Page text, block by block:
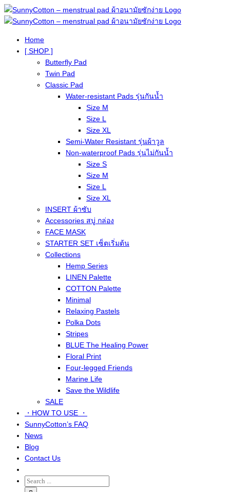
Home
[ SHOP ]
Butterfly Pad
Twin Pad
Classic Pad
Water-resistant Pads รุ่นกันน้ำ
Size M
Size L
Size XL
Semi-Water Resistant รุ่นผ้าวูล
Non-waterproof Pads รุ่นไม่กันน้ำ
Size S
Size M
Size L
Size XL
INSERT ผ้าซับ
Accessories สบู่ กล่อง
FACE MASK
STARTER SET เซ็ตเริ่มต้น
Collections
Hemp Series
LINEN Palette
COTTON Palette
Minimal
Relaxing Pastels
Polka Dots
Stripes
BLUE The Healing Power
Floral Print
Four-legged Friends
Marine Life
Save the Wildlife
SALE
・HOW TO USE ・
SunnyCotton’s FAQ
News
Blog
Contact Us